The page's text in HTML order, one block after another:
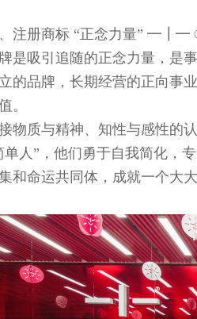
注册商标 “正念力量” ━┃━
是吸引追随的正念力量，是
的品牌，长期经营的正向事
。
物质与精神、知性与感性的
单人”，他们勇于自我简化，
和命运共同体，成就一个